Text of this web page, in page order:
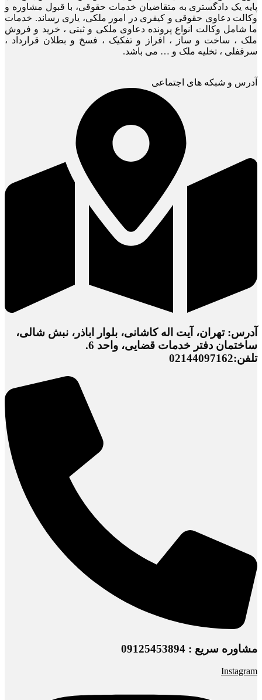
پایه یک دادگستری به متقاضیان خدمات حقوقی، با قبول مشاوره و
وکالت دعاوی حقوقی و کیفری در امور ملکی، یاری رساند. خدمات
ما شامل وکالت انواع پرونده دعاوی ملکی و ثبتی ، خرید و فروش
ملک ، ساخت و ساز ، افراز و تفکیک ، فسخ و بطلان قرارداد ،
سرقفلی ، تخلیه ملک و … می باشد.
آدرس و شبکه های اجتماعی
آدرس: تهران، آیت اله کاشانی، بلوار اباذر، نبش شالی،
ساختمان دفتر خدمات قضایی، واحد 6.
تلفن:02144097162
مشاوره سریع : 09125453894
Instagram